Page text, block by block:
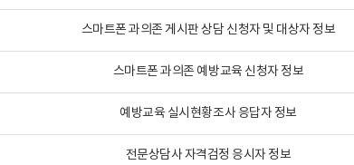
스마트폰 과의존 게시판 상담 신청자 및 대상자 정보
스마트폰 과의존 예방교육 신청자 정보
예방교육 실시현황조사 응답자 정보
전문상담사 자격검정 응시자 정보